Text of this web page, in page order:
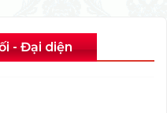
- Đại diện